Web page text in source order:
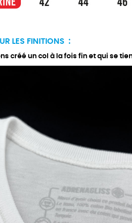
LES FINITIONS :
créé un col à la fois fin et qui se